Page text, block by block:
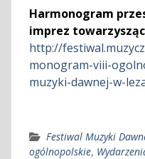
Harmonogram
imprez
http://
monogram-viii-
muzyki-dawnej-w-
Festiwal Muzyki
ogólnopolskie,